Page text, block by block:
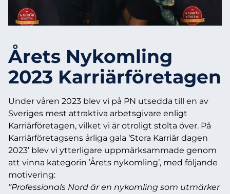
Årets Nykomling
2023 ­Karriärföretagen
Under våren 2023 blev vi på PN utsedda till en av
Sveriges mest attraktiva arbetsgivare enligt
Karriärföretagen, vilket vi är otroligt stolta över. På
Karriärföretagsens årliga gala ’Stora Karriär dagen
2023’ blev vi ytterligare uppmärksammade genom
att vinna kategorin ’Årets nykomling’, med följande
motivering:
”Professionals Nord är en nykomling som utmärker